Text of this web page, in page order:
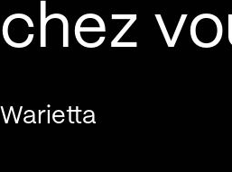
chez
Warietta